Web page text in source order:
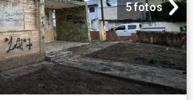
5 fotos